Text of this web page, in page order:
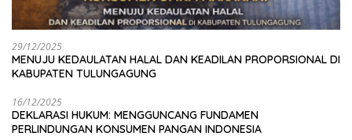
29/12/2025
MENUJU KEDAULATAN HALAL DAN KEADILAN PROPORSIONAL DI
KABUPATEN TULUNGAGUNG
16/12/2025
DEKLARASI HUKUM: MENGGUNCANG FUNDAMEN
PERLINDUNGAN KONSUMEN PANGAN INDONESIA